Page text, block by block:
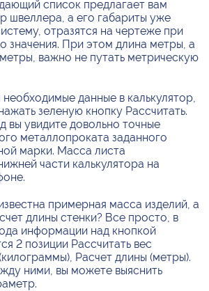
список предлагает вам
швеллера, а его габариты уже
отразятся на чертеже при
значения. При этом длина метры, а
важно не путать метрическую
данные в калькулятор,
зеленую кнопку Рассчитать.
вы увидите довольно точные
металлопроката заданного
марки. Масса листа
части калькулятора на
примерная масса изделий, а
длины стенки? Все просто, в
информации над кнопкой
2 позиции Рассчитать вес
Расчет длины (метры).
ними, вы можете выяснить